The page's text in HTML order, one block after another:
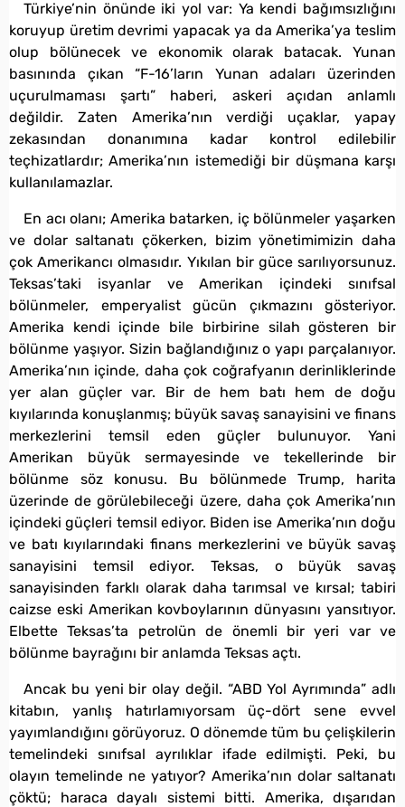
Türkiye’nin önünde iki yol var: Ya kendi bağımsızlığını
koruyup üretim devrimi yapacak ya da Amerika’ya teslim
olup bölünecek ve ekonomik olarak batacak. Yunan
basınında çıkan “F-16’ların Yunan adaları üzerinden
uçurulmaması şartı” haberi, askeri açıdan anlamlı
değildir. Zaten Amerika’nın verdiği uçaklar, yapay
zekasından donanımına kadar kontrol edilebilir
teçhizatlardır; Amerika’nın istemediği bir düşmana karşı
kullanılamazlar.
En acı olanı; Amerika batarken, iç bölünmeler yaşarken
ve dolar saltanatı çökerken, bizim yönetimimizin daha
çok Amerikancı olmasıdır. Yıkılan bir güce sarılıyorsunuz.
Teksas’taki isyanlar ve Amerikan içindeki sınıfsal
bölünmeler, emperyalist gücün çıkmazını gösteriyor.
Amerika kendi içinde bile birbirine silah gösteren bir
bölünme yaşıyor. Sizin bağlandığınız o yapı parçalanıyor.
Amerika’nın içinde, daha çok coğrafyanın derinliklerinde
yer alan güçler var. Bir de hem batı hem de doğu
kıyılarında konuşlanmış; büyük savaş sanayisini ve finans
merkezlerini temsil eden güçler bulunuyor. Yani
Amerikan büyük sermayesinde ve tekellerinde bir
bölünme söz konusu. Bu bölünmede Trump, harita
üzerinde de görülebileceği üzere, daha çok Amerika’nın
içindeki güçleri temsil ediyor. Biden ise Amerika’nın doğu
ve batı kıyılarındaki finans merkezlerini ve büyük savaş
sanayisini temsil ediyor. Teksas, o büyük savaş
sanayisinden farklı olarak daha tarımsal ve kırsal; tabiri
caizse eski Amerikan kovboylarının dünyasını yansıtıyor.
Elbette Teksas’ta petrolün de önemli bir yeri var ve
bölünme bayrağını bir anlamda Teksas açtı.
Ancak bu yeni bir olay değil. “ABD Yol Ayrımında” adlı
kitabın, yanlış hatırlamıyorsam üç-dört sene evvel
yayımlandığını görüyoruz. O dönemde tüm bu çelişkilerin
temelindeki sınıfsal ayrılıklar ifade edilmişti. Peki, bu
olayın temelinde ne yatıyor? Amerika’nın dolar saltanatı
çöktü; haraca dayalı sistemi bitti. Amerika, dışarıdan